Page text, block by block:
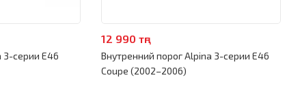
3-серии E46
12 990 тңг
Внутренний порог Alpina 3-серии E46
Coupe (2002–2006)